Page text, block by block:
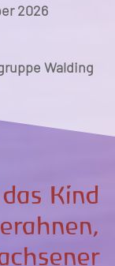
2026
Walding
Kind